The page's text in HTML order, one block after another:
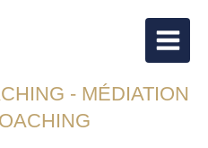
- MÉDIATION